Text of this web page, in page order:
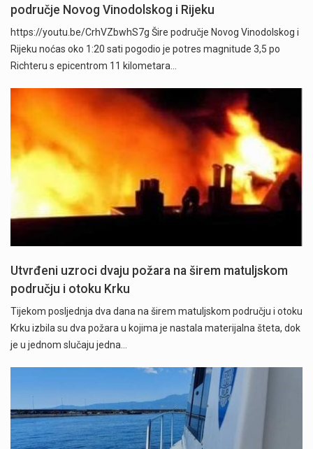
područje Novog Vinodolskog i Rijeku
https://youtu.be/CrhVZbwhS7g Šire područje Novog Vinodolskog i
Rijeku noćas oko 1:20 sati pogodio je potres magnitude 3,5 po
Richteru s epicentrom 11 kilometara…
Utvrđeni uzroci dvaju požara na širem matuljskom
području i otoku Krku
Tijekom posljednja dva dana na širem matuljskom području i otoku
Krku izbila su dva požara u kojima je nastala materijalna šteta, dok
je u jednom slučaju jedna…